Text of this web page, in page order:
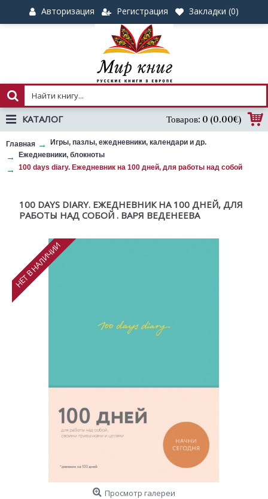
Авторизация Регистрация Закладки (0)
Товаров: 0 (0.00€)
КАТАЛОГ
Главная
Игры, пазлы, ежедневники, календари и др.
Ежедневники, блокноты
100 days diary. Ежедневник на 100 дней, для работы над собой
100 DAYS DIARY. ЕЖЕДНЕВНИК НА 100 ДНЕЙ, ДЛЯ
РАБОТЫ НАД СОБОЙ . ВАРЯ ВЕДЕНЕЕВА
НЕТ В НАЛИЧИИ
Просмотр галереи